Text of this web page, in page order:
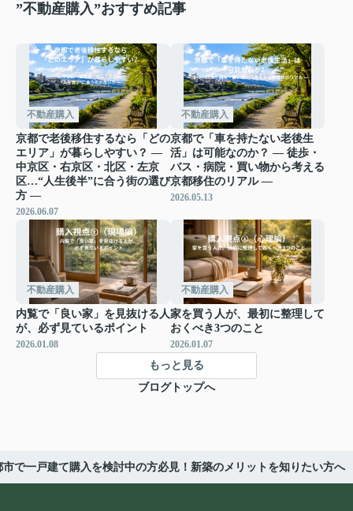
”不動産購入”おすすめ記事
不動産購入
京都で老後移住するなら「どの
エリア」が暮らしやすい？ ―
中京区・右京区・北区・左京
区…“人生後半”に合う街の選び
方 ―
2026.06.07
不動産購入
京都で「車を持たない老後生
活」は可能なのか？ ― 徒歩・
バス・病院・買い物から考える
京都移住のリアル ―
2026.05.13
不動産購入
内覧で「良い家」を見抜ける人
が、必ず見ているポイント
2026.01.08
不動産購入
家を買う人が、最初に整理して
おくべき3つのこと
2026.01.07
もっと見る
ブログトップへ
市で一戸建て購入を検討中の方必見！新築のメリットを知りたい方へ